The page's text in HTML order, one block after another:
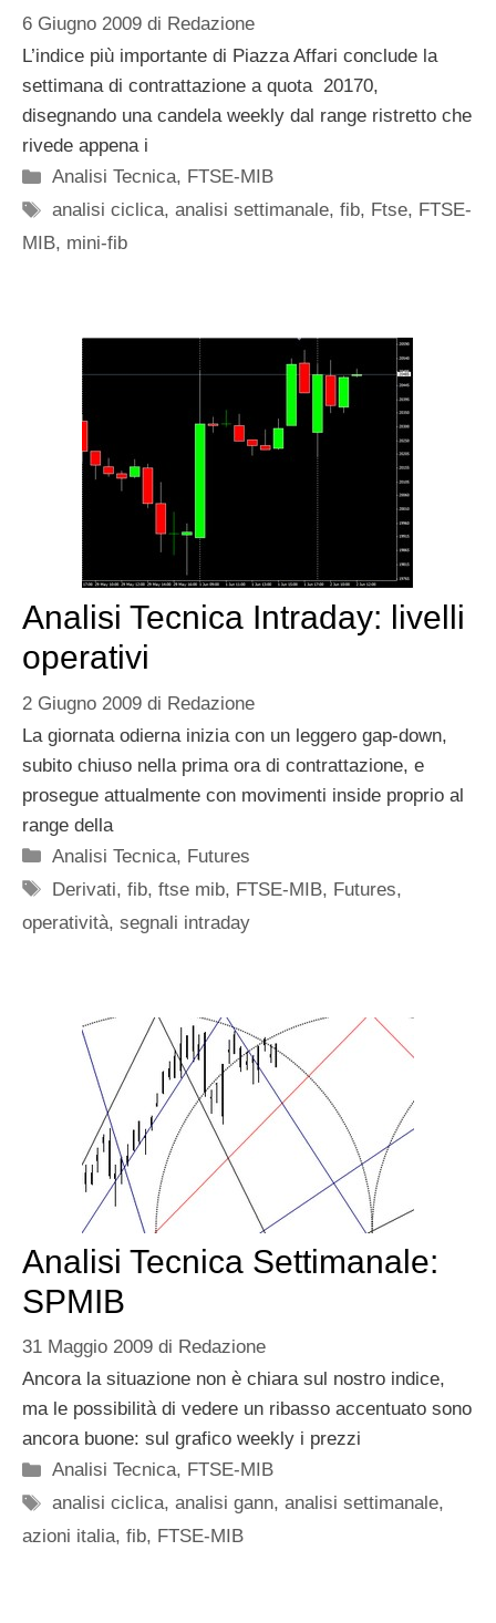
6 Giugno 2009 di Redazione
L’indice più importante di Piazza Affari conclude la
settimana di contrattazione a quota 20170,
disegnando una candela weekly dal range ristretto che
rivede appena i
Categorie
Analisi Tecnica, FTSE-MIB
Tag
analisi ciclica,analisi settimanale,fib, Ftse, FTSE-
MIB, mini-fib
Analisi Tecnica Intraday: livelli
operativi
2 Giugno 2009 di Redazione
La giornata odierna inizia con un leggero gap-down,
subito chiuso nella prima ora di contrattazione, e
prosegue attualmente con movimenti inside proprio al
range della
Categorie
Analisi Tecnica, Futures
Tag
Derivati,fib,ftse mib, FTSE-MIB, Futures,
operatività, segnali intraday
Analisi Tecnica Settimanale:
SPMIB
31 Maggio 2009 di Redazione
Ancora la situazione non è chiara sul nostro indice,
ma le possibilità di vedere un ribasso accentuato sono
ancora buone: sul grafico weekly i prezzi
Categorie
Analisi Tecnica, FTSE-MIB
Tag
analisi ciclica,analisi gann,analisi settimanale,
azioni italia, fib, FTSE-MIB